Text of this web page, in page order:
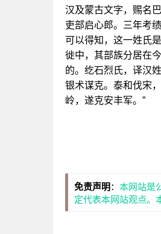
汉及蒙古文字，赐名
吏部启心郎。三年考
可以得知，这一姓氏
徙中，其部族分居在
的。纥石烈氏，译汉
银术谋克。泰和伐宋
岭，遂克安丰军。”
免责声明 ： 本网站是
定代表本网站观点。